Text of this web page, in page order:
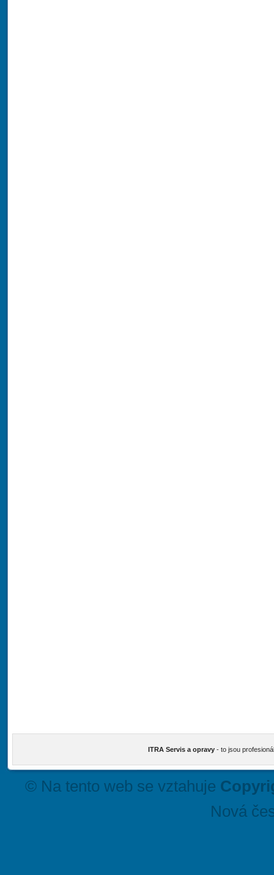
ITRA Servis a opravy- to jsou
© Na tento web se vztahuje
Nová